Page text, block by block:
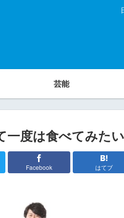
芸能
一度は食べてみた
Facebook はてブ